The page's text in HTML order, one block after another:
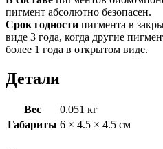
пигмент абсолютно безопасен.
Срок годности пигмента в
виде 3 года, когда другие
более 1 года в открытом виде.
Детали
Вес
0.051 кг
Габариты 6 × 4.5 × 4.5 см